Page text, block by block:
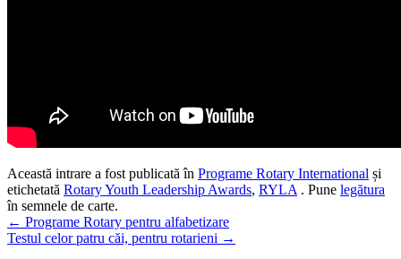
Această intrare a fost publicată în Programe Rotary International și
etichetată Rotary Youth Leadership Awards, RYLA . Pune legătura
în semnele de carte.
Navigare
în
← Programe Rotary pentru alfabetizare
Testul celor patru căi, pentru rotarieni →